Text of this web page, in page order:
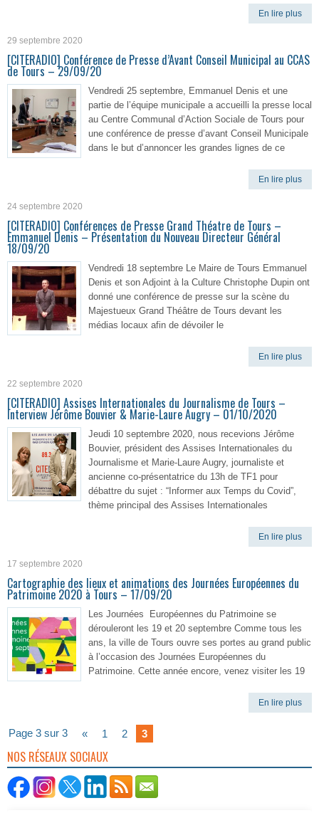
En lire plus
29 septembre 2020
[CITERADIO] Conférence de Presse d’Avant Conseil Municipal au CCAS
de Tours – 29/09/20
Vendredi 25 septembre, Emmanuel Denis et une
partie de l’équipe municipale a accueilli la presse local
au Centre Communal d’Action Sociale de Tours pour
une conférence de presse d’avant Conseil Municipale
dans le but d’annoncer les grandes lignes de ce
En lire plus
24 septembre 2020
[CITERADIO] Conférences de Presse Grand Théatre de Tours –
Emmanuel Denis – Présentation du Nouveau Directeur Général
18/09/20
Vendredi 18 septembre Le Maire de Tours Emmanuel
Denis et son Adjoint à la Culture Christophe Dupin ont
donné une conférence de presse sur la scène du
Majestueux Grand Théâtre de Tours devant les
médias locaux afin de dévoiler le
En lire plus
22 septembre 2020
[CITERADIO] Assises Internationales du Journalisme de Tours –
Interview Jérôme Bouvier & Marie-Laure Augry – 01/10/2020
Jeudi 10 septembre 2020, nous recevions Jérôme
Bouvier, président des Assises Internationales du
Journalisme et Marie-Laure Augry, journaliste et
ancienne co-présentatrice du 13h de TF1 pour
débattre du sujet : “Informer aux Temps du Covid”,
thème principal des Assises Internationales
En lire plus
17 septembre 2020
Cartographie des lieux et animations des Journées Européennes du
Patrimoine 2020 à Tours – 17/09/20
Les Journées Européennes du Patrimoine se
dérouleront les 19 et 20 septembre Comme tous les
ans, la ville de Tours ouvre ses portes au grand public
à l’occasion des Journées Européennes du
Patrimoine. Cette année encore, venez visiter les 19
En lire plus
Page 3 sur 3 « 1 2 3
NOS RÉSEAUX SOCIAUX